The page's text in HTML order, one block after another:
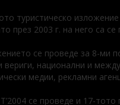
туристическо
през 2003 г. на него са
се проведе за 8-ми
вериги, национални и
медии, рекламни
се проведе и 17-